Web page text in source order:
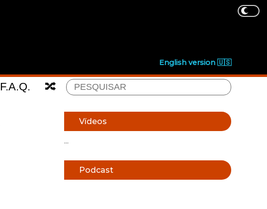
English version 🇺🇸
F.A.Q. 🔀
Vídeos
...
Podcast